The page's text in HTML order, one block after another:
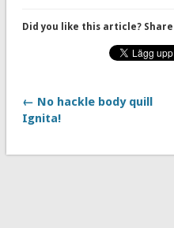
Did you like this article?
← No hackle body quill
Ignita!